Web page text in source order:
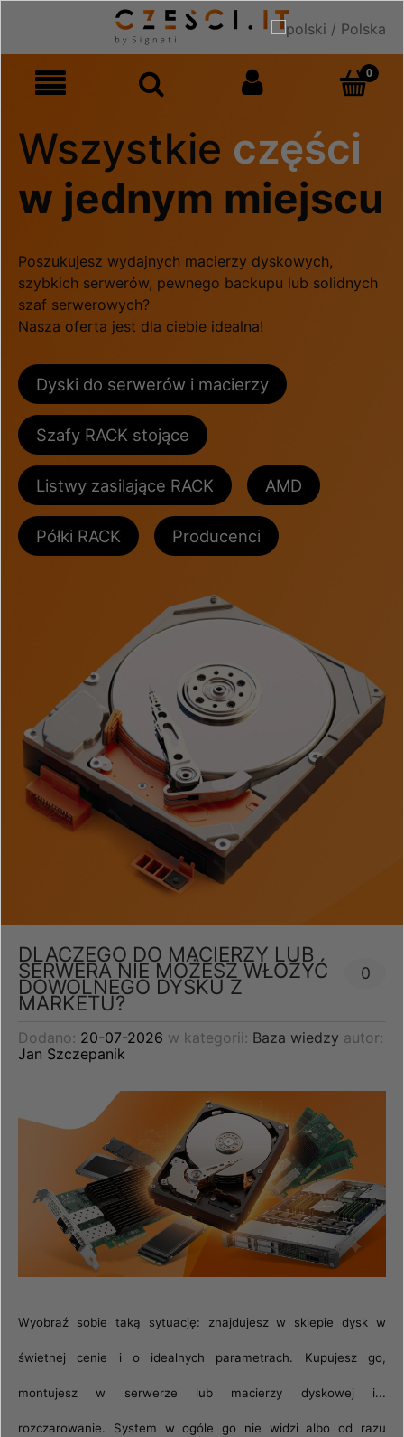
Wszystkie części
w jednym miejscu
Poszukujesz wydajnych macierzy dyskowych,
szybkich serwerów, pewnego backupu lub solidnych
szaf serwerowych?
Nasza oferta jest dla ciebie idealna!
Dyski do serwerów i macierzy
Szafy RACK stojące
Listwy zasilające RACK AMD
Półki RACK Producenci
DLACZEGO DO MACIERZY LUB
SERWERA NIE MOŻESZ WŁOŻYĆ
DOWOLNEGO DYSKU Z
MARKETU?
0
Dodano: 20-07-2026 w kategorii: Baza wiedzy autor:
Jan Szczepanik
Wyobraź sobie taką sytuację: znajdujesz w sklepie dysk w
świetnej cenie i o idealnych parametrach. Kupujesz go,
montujesz w serwerze lub macierzy dyskowej i...
rozczarowanie. System w ogóle go nie widzi albo od razu